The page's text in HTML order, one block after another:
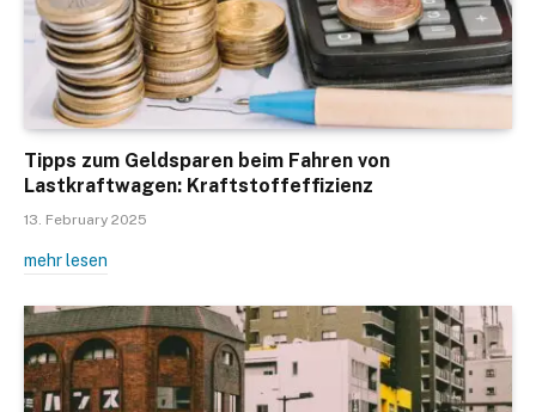
Tipps zum Geldsparen beim Fahren von
Lastkraftwagen: Kraftstoffeffizienz
13. February 2025
mehr lesen